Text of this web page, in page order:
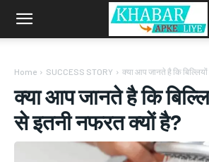
Home SUCCESS STORY क्या आप जानते है कि बिल्लियों
क्या आप जानते है कि
से इतनी नफरत क्यों है?